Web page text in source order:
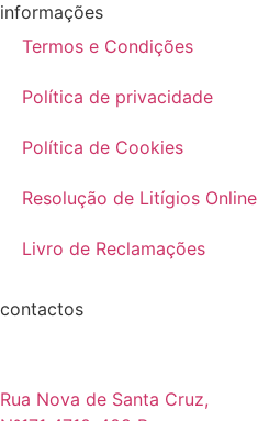
informações
Termos e Condições
Política de privacidade
Política de Cookies
Resolução de Litígios Online
Livro de Reclamações
contactos
Rua Nova de Santa Cruz,